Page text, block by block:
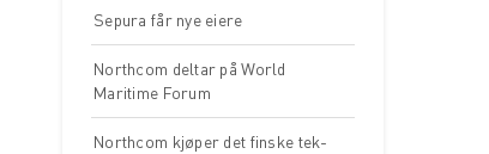
Sepura får nye eiere
Northcom deltar på World
Maritime Forum
Northcom kjøper det finske tek-